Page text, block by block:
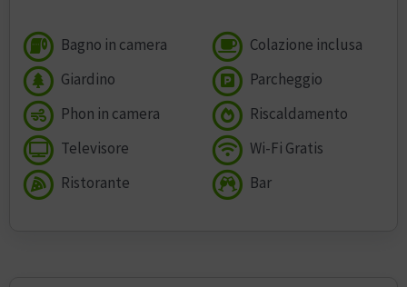
Bagno in camera
Colazione inclusa
Giardino
Parcheggio
Phon in camera
Riscaldamento
Televisore
Wi-Fi Gratis
Ristorante
Bar